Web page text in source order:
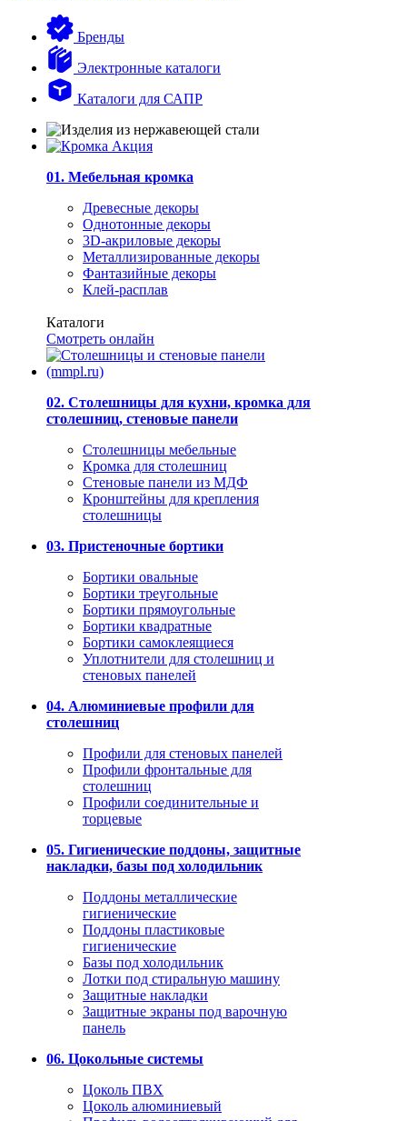
Бренды
Электронные каталоги
Каталоги для САПР
01. Мебельная кромка
Древесные декоры
Однотонные декоры
3D-акриловые декоры
Металлизированные декоры
Фантазийные декоры
Клей-расплав
Каталоги
Смотреть онлайн
02. Столешницы для кухни, кромка для
столешниц, стеновые панели
Столешницы мебельные
Кромка для столешниц
Стеновые панели из МДФ
Кронштейны для крепления
столешницы
03. Пристеночные бортики
Бортики овальные
Бортики треугольные
Бортики прямоугольные
Бортики квадратные
Бортики самоклеящиеся
Уплотнители для столешниц и
стеновых панелей
04. Алюминиевые профили для
столешниц
Профили для стеновых панелей
Профили фронтальные для
столешниц
Профили соединительные и
торцевые
05. Гигиенические поддоны, защитные
накладки, базы под холодильник
Поддоны металлические
гигиенические
Поддоны пластиковые
гигиенические
Базы под холодильник
Лотки под стиральную машину
Защитные накладки
Защитные экраны под варочную
панель
06. Цокольные системы
Цоколь ПВХ
Цоколь алюминиевый